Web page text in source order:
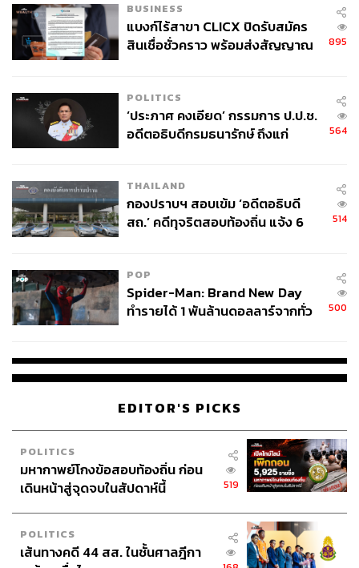
BUSINESS
แบงก์ไร้สาขา CLICX ปิดรับสมัคร
สินเชื่อชั่วคราว พร้อมส่งสัญญาณ
895
POLITICS
‘ประภาศ คงเอียด’ กรรมการ ป.ป.ช.
อดีตอธิบดีกรมธนารักษ์ ถึงแก่
564
THAILAND
กองปราบฯ สอบเข้ม ‘อดีตอธิบดี
สถ.’ คดีทุจริตสอบท้องถิ่น แจ้ง 6
514
POP
Spider-Man: Brand New Day
ทำรายได้ 1 พันล้านดอลลาร์จากทั่ว
500
EDITOR'S PICKS
POLITICS
มหากาพย์โกงข้อสอบท้องถิ่น ก่อน
เดินหน้าสู่จุดจบในสัปดาห์นี้
519
POLITICS
เส้นทางคดี 44 สส. ในชั้นศาลฎีกา